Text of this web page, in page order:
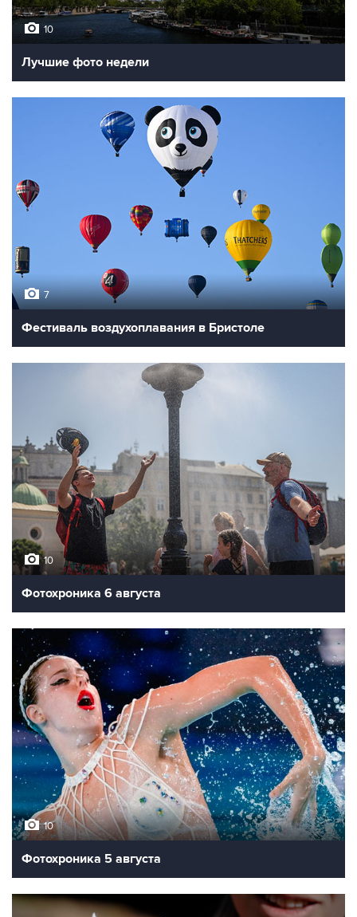
10
Лучшие фото недели
7
Фестиваль воздухоплавания в Бристоле
10
Фотохроника 6 августа
10
Фотохроника 5 августа